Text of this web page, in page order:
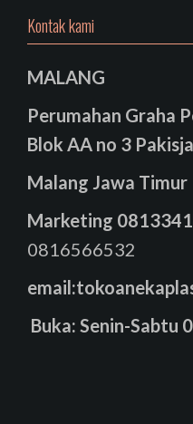
Kontak kami
MALANG
Perumahan Graha
Blok AA no 3
Malang Jawa Timur
Marketing
0816566532
Buka: Senin-Sabtu